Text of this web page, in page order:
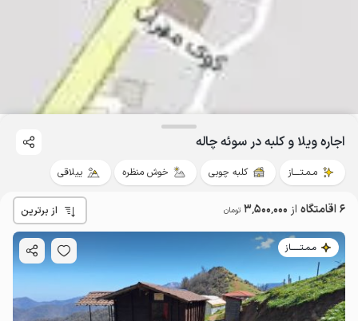
اجاره ویلا و کلبه در سوئه چاله
مـمـتــــاز کلبه چوبی خوش منظره ییلاقی
6 اقامتگاه از 3٬500٬000 تومان از برترین
مـمـتــــــاز